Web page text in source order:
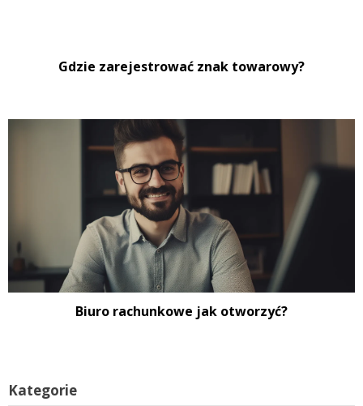
Gdzie zarejestrować znak towarowy?
Biuro rachunkowe jak otworzyć?
Kategorie